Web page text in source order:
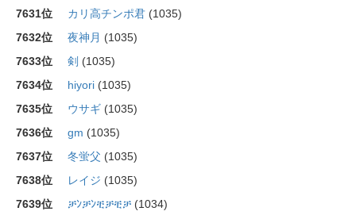
7631位
カリ高チンポ君 (1035)
7632位
夜神月 (1035)
7633位
剣 (1035)
7634位
hiyori (1035)
7635位
ウサギ (1035)
7636位
gm (1035)
7637位
冬蛍父 (1035)
7638位
レイジ (1035)
7639位
ቻﾝቻﾝቺቻቺቻ (1034)